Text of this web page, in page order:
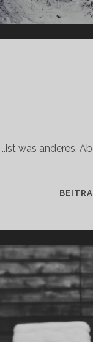
..ist was anderes.